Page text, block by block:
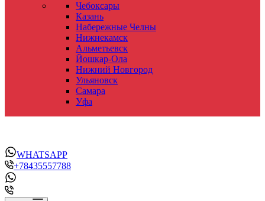
Чебоксары
Казань
Набережные Челны
Нижнекамск
Альметьевск
Йошкар-Ола
Нижний Новгород
Ульяновск
Самара
Уфа
WHATSAPP
+78435557788